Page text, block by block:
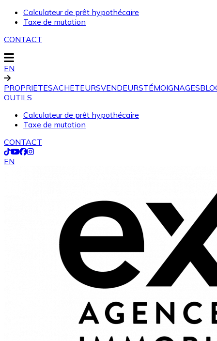
Calculateur de prêt hypothécaire
Taxe de mutation
CONTACT
EN
PROPRIETESACHETEURSVENDEURSTÉMOIGNAGES
OUTILS
Calculateur de prêt hypothécaire
Taxe de mutation
CONTACT
EN